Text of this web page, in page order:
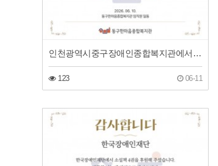
인천광역시중구장애인종합복지관에서 여름의류를 전달해 주셨습니다!
123 06-11